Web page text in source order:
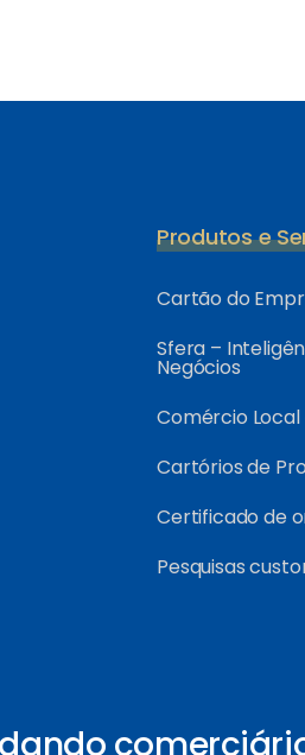
Produtos e
Cartão do
Sfera –
Negócios
Comércio Local
Cartórios de
Certificado de
Pesquisas